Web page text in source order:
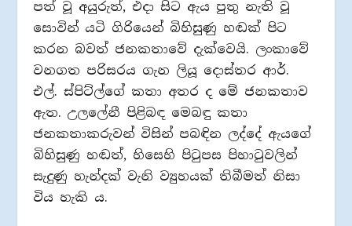
පත් වූ අයුරුත්, එදා සිට ඇය පුතු නැති වූ
සොවින් යටි ගිරියෙන් බිහිසුණු හඬක් පිට
කරන බවත් ජනකතාවේ දැක්වෙයි. ලංකාවේ
වනගත පරිසරය ගැන ලියූ දොස්තර ආර්.
එල්. ස්පිට්ල්ගේ කතා අතර ද මේ ජනකතාව
ඇත. උලලේනී පිළිබඳ මෙබඳු කතා
ජනකතාකරුවන් විසින් පබඳින ලද්දේ ඇයගේ
බිහිසුණු හඬත්, හිසෙහි පිටුපස පිහාටුවලින්
සැදුණු හැන්දක් වැනි ව්‍යුහයක් තිබීමත් නිසා
විය හැකි ය.